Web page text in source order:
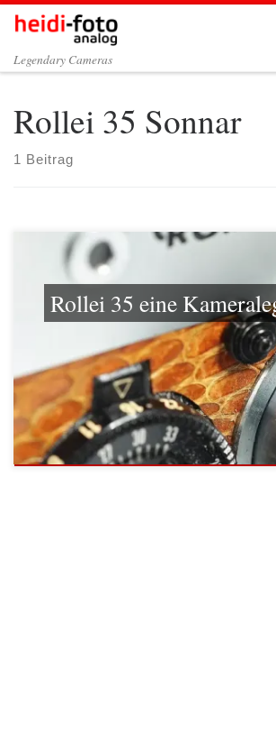
Zum Inhalt springen
Legendary Cameras
Rollei 35 Sonnar
1 Beitrag
Rollei 35 eine